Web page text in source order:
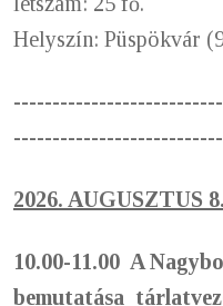
Helyszín: Püspökvár
2026. AUGUSZTUS
10.00-11.00 A
bemutatása